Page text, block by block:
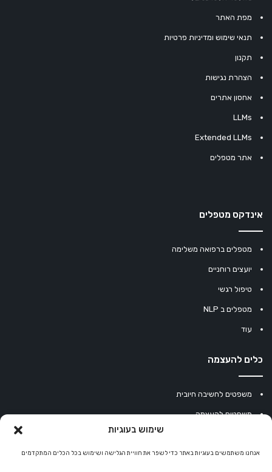
שימוש בעוגיות
אנחנו משתמשים בעוגיות באתר כדי לשפר את חוויית הגלישה ושימוש בכל הכלים המתקדמים
מפת האתר
תנאי שימוש ומדיניות פרטיות
תקנון
הצהרת נגישות
אחסון אתרים
LLMs
Extended LLMs
אתר מטפלים
אינדקס מטפלים
מטפלים ברפואה משלימה
יועצים רוחניים
טיפול רגשי
מטפלים ב NLP
עוד
כלים להעצמה
משפטים לחשיבה חיובית
משפטים להעצמה
מחשבון נומרולוגיה